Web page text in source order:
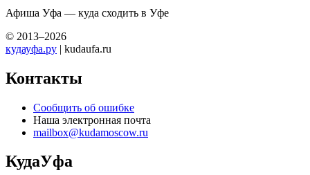
Афиша Уфа — куда сходить в Уфе
© 2013–2026
кудауфа.ру | kudaufa.ru
Контакты
Сообщить об ошибке
Наша электронная почта
mailbox@kudamoscow.ru
КудаУфа